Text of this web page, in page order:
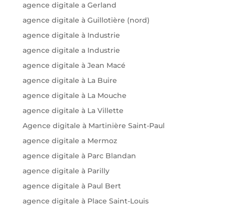
agence digitale a Gerland
agence digitale à Guillotière (nord)
agence digitale à Industrie
agence digitale a Industrie
agence digitale à Jean Macé
agence digitale à La Buire
agence digitale à La Mouche
agence digitale à La Villette
Agence digitale à Martinière Saint-Paul
agence digitale a Mermoz
agence digitale à Parc Blandan
agence digitale à Parilly
agence digitale à Paul Bert
agence digitale à Place Saint-Louis